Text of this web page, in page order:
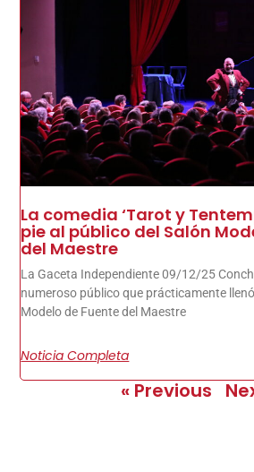
La comedia ‘Tarot y
pie al público del Salón
del Maestre
La Gaceta Independiente 09/12/25
numeroso público que prácticamente
Modelo de Fuente del Maestre
Noticia Completa
« Previous